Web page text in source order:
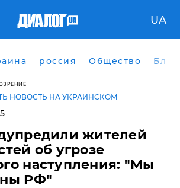
UA
россия Общество
НОВОСТЬ НА УКРАИНСКОМ
жителей
об угрозе
наступления: "Мы
РФ"